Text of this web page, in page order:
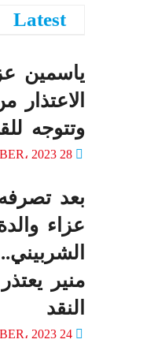
Latest
ياسمين
الاعتذار
وتتوجه
بعد
عزاء
منير
النقد